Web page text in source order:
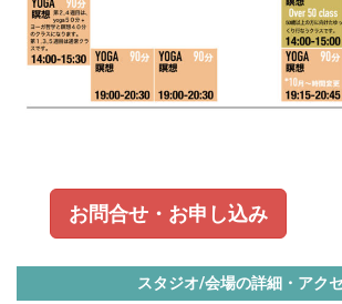
お問合せ・お申し込み
スタジオ/会場の詳細・アク